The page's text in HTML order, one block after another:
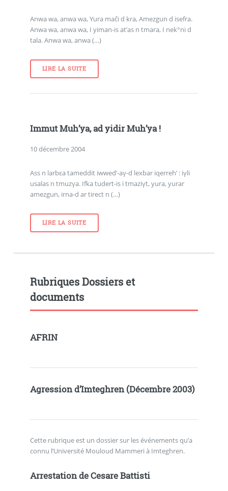
Anwa wa, anwa wa, Yura mači d kra, Amezgun d isefra.
Anwa wa, anwa wa, I yiman-is at’as n tmara, I nek°ni d
tala. Anwa wa, anwa (…)
LIRE LA SUITE
Immut Muh’ya, ad yidir Muh’ya !
10 décembre 2004
Ass n larbεa tameddit iwwed’-aγ-d lexbar iqerreh’ : iγli
usalas n tmuzγa. Ifka tudert-is i tmaziγt, yura, yurar
amezgun, irna-d ar tirect n (…)
LIRE LA SUITE
Rubriques Dossiers et
documents
AFRIN
Agression d’Imteghren (Décembre 2003)
Cette rubrique est un dossier sur les événements qu’a
connu l’Université Mouloud Mammeri à Imteghren.
Arrestation de Cesare Battisti